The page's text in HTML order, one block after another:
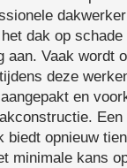
dak op schade
aan. Vaak wordt
deze
en
Een
biedt opnieuw
minimale kans